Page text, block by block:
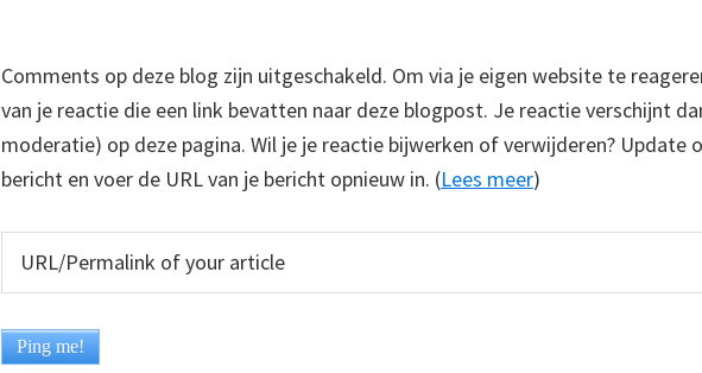
Comments op deze blog zijn uitgeschakeld. Om via je eigen website te
van je reactie die een link bevatten naar deze blogpost. Je reactie verschijnt
moderatie) op deze pagina. Wil je je reactie bijwerken of verwijderen? Update
bericht en voer de URL van je bericht opnieuw in. (Lees meer)